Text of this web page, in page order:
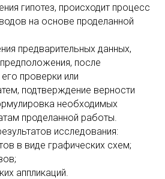
гипотез, происходит процесс
на основе проделанной
предварительных данных,
после
проверки или
подтверждение верности
необходимых
проделанной работы.
исследования:
в виде графических схем;
аппликаций.